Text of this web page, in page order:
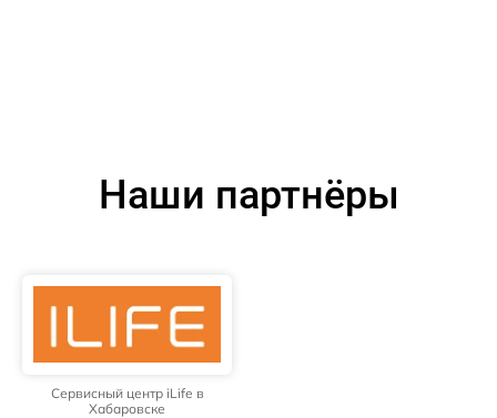
Наши партнёры
Сервисный центр iLife в
Хабаровске